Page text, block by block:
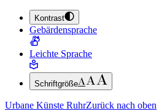
ZUM HAUPTINHALT
ZUM FUSSBEREICH
Kontrast
Gebärdensprache
Leichte Sprache
Schriftgröße
Urbane Künste RuhrZurück nach oben